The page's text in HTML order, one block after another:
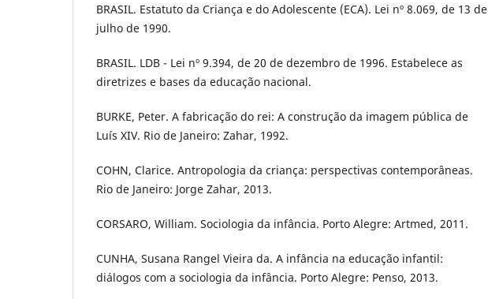
BRASIL. Estatuto da Criança e do Adolescente (ECA). Lei nº 8.069, de 13 de
julho de 1990.
BRASIL. LDB - Lei nº 9.394, de 20 de dezembro de 1996. Estabelece as
diretrizes e bases da educação nacional.
BURKE, Peter. A fabricação do rei: A construção da imagem pública de
Luís XIV. Rio de Janeiro: Zahar, 1992.
COHN, Clarice. Antropologia da criança: perspectivas contemporâneas.
Rio de Janeiro: Jorge Zahar, 2013.
CORSARO, William. Sociologia da infância. Porto Alegre: Artmed, 2011.
CUNHA, Susana Rangel Vieira da. A infância na educação infantil:
diálogos com a sociologia da infância. Porto Alegre: Penso, 2013.